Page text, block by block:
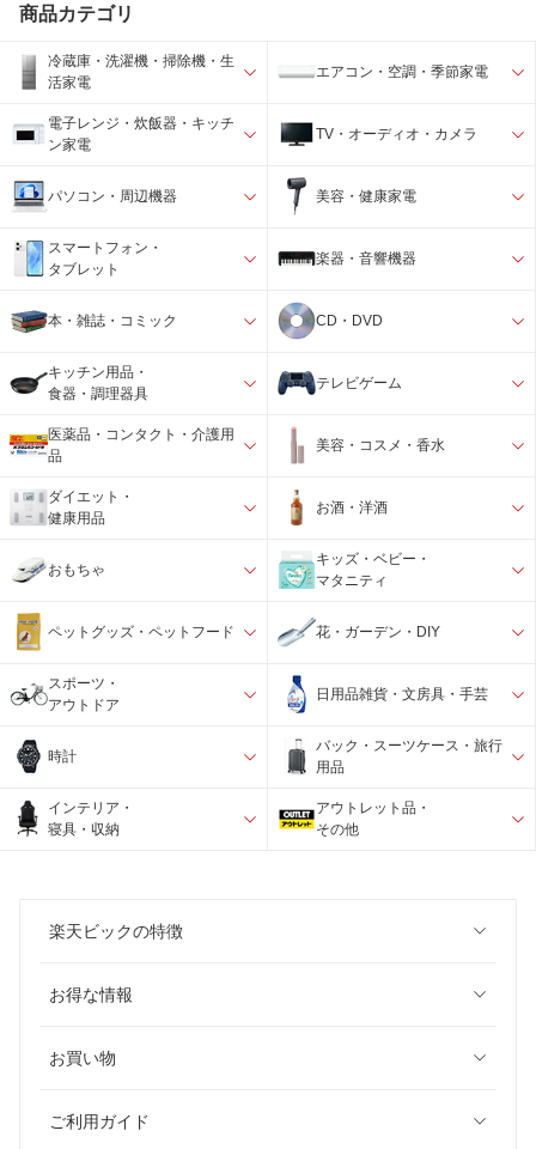
商品カテゴリ
冷蔵庫・洗濯機・掃除機・生
活家電
エアコン・空調・季節家電
電子レンジ・炊飯器・キッチ
ン家電
TV・オーディオ・カメラ
パソコン・周辺機器 美容・健康家電
スマートフォン・
タブレット
楽器・音響機器
本・雑誌・コミック CD・DVD
キッチン用品・
食器・調理器具
テレビゲーム
医薬品・コンタクト・介護用
品
美容・コスメ・香水
ダイエット・
健康用品
お酒・洋酒
おもちゃ
キッズ・ベビー・
マタニティ
ペットグッズ・ペットフード 花・ガーデン・DIY
スポーツ・
アウトドア
日用品雑貨・文房具・手芸
時計
バック・スーツケース・旅行
用品
インテリア・
寝具・収納
アウトレット品・
その他
楽天ビックの特徴
お得な情報
お買い物
ご利用ガイド